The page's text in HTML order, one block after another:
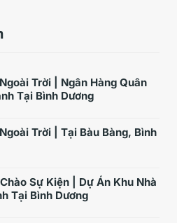
Trời | Ngân Hàng Quân
Tại Bình Dương
Trời | Tại Bàu Bàng, Bình
Sự Kiện | Dự Án Khu Nhà
Tại Bình Dương